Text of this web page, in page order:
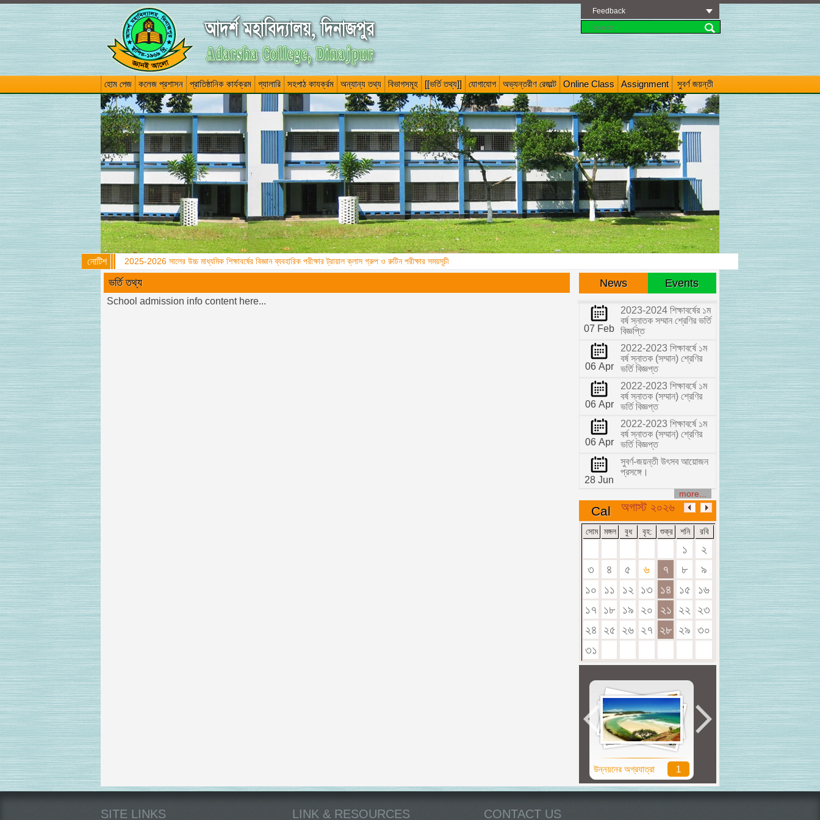
Feedback
হোম পেজ কলেজ প্রশাসন প্রাতিষ্ঠানিক কার্যক্রম গ্যালারি সহপাঠ কাযর্ক্রম অন্যান্য তথ্য বিভাগসমূহ [[ভর্তি তথ্য]] যোগাযোগ অভ্যন্তরীণ রেজাল্ট Online Class Assignment সুবর্ণ জয়ন্তী
নোটিশ 2025-2026 সালের উচ্চ মাধ্যমিক শিক্ষাবর্ষের বিজ্ঞান ব্যবহারিক পরীক্ষার ট্রায়াল ক্লাস গ্রুপ ও রুটিন পরীক্ষার সময়সূচী
ভর্তি তথ্য
School admission info content here...
News Events
07 Feb
2023-2024 শিক্ষাবর্ষের ১ম
বর্ষ স্নাতক সম্মান শ্রেণির ভর্তি
বিজ্ঞপ্তি
06 Apr
2022-2023 শিক্ষাবর্ষে ১ম
বর্ষ স্নাতক (সম্মান) শ্রেণির
ভর্তি বিজ্ঞপ্ত
06 Apr
2022-2023 শিক্ষাবর্ষে ১ম
বর্ষ স্নাতক (সম্মান) শ্রেণির
ভর্তি বিজ্ঞপ্ত
06 Apr
2022-2023 শিক্ষাবর্ষে ১ম
বর্ষ স্নাতক (সম্মান) শ্রেণির
ভর্তি বিজ্ঞপ্ত
28 Jun
সুবর্ণ-জয়ন্তী উৎসব আয়োজন
প্রসঙ্গে।
more...
Cal অগাস্ট ২০২৬
সোম মঙ্গল বুধ বৃহ: শুক্র শনি রবি
১
২
৩
৪ ৫ ৬ ৭ ৮
৯
১০
১১ ১২ ১৩ ১৪ ১৫
১৬
১৭ ১৮ ১৯ ২০ ২১ ২২
২৩
২৪ ২৫ ২৬ ২৭ ২৮ ২৯ ৩০
৩১
1
উন্নয়নের অগ্রযাত্রা 0
সুবর্ণ জয়ন্তী
SITE LINKS LINK & RESOURCES CONTACT US